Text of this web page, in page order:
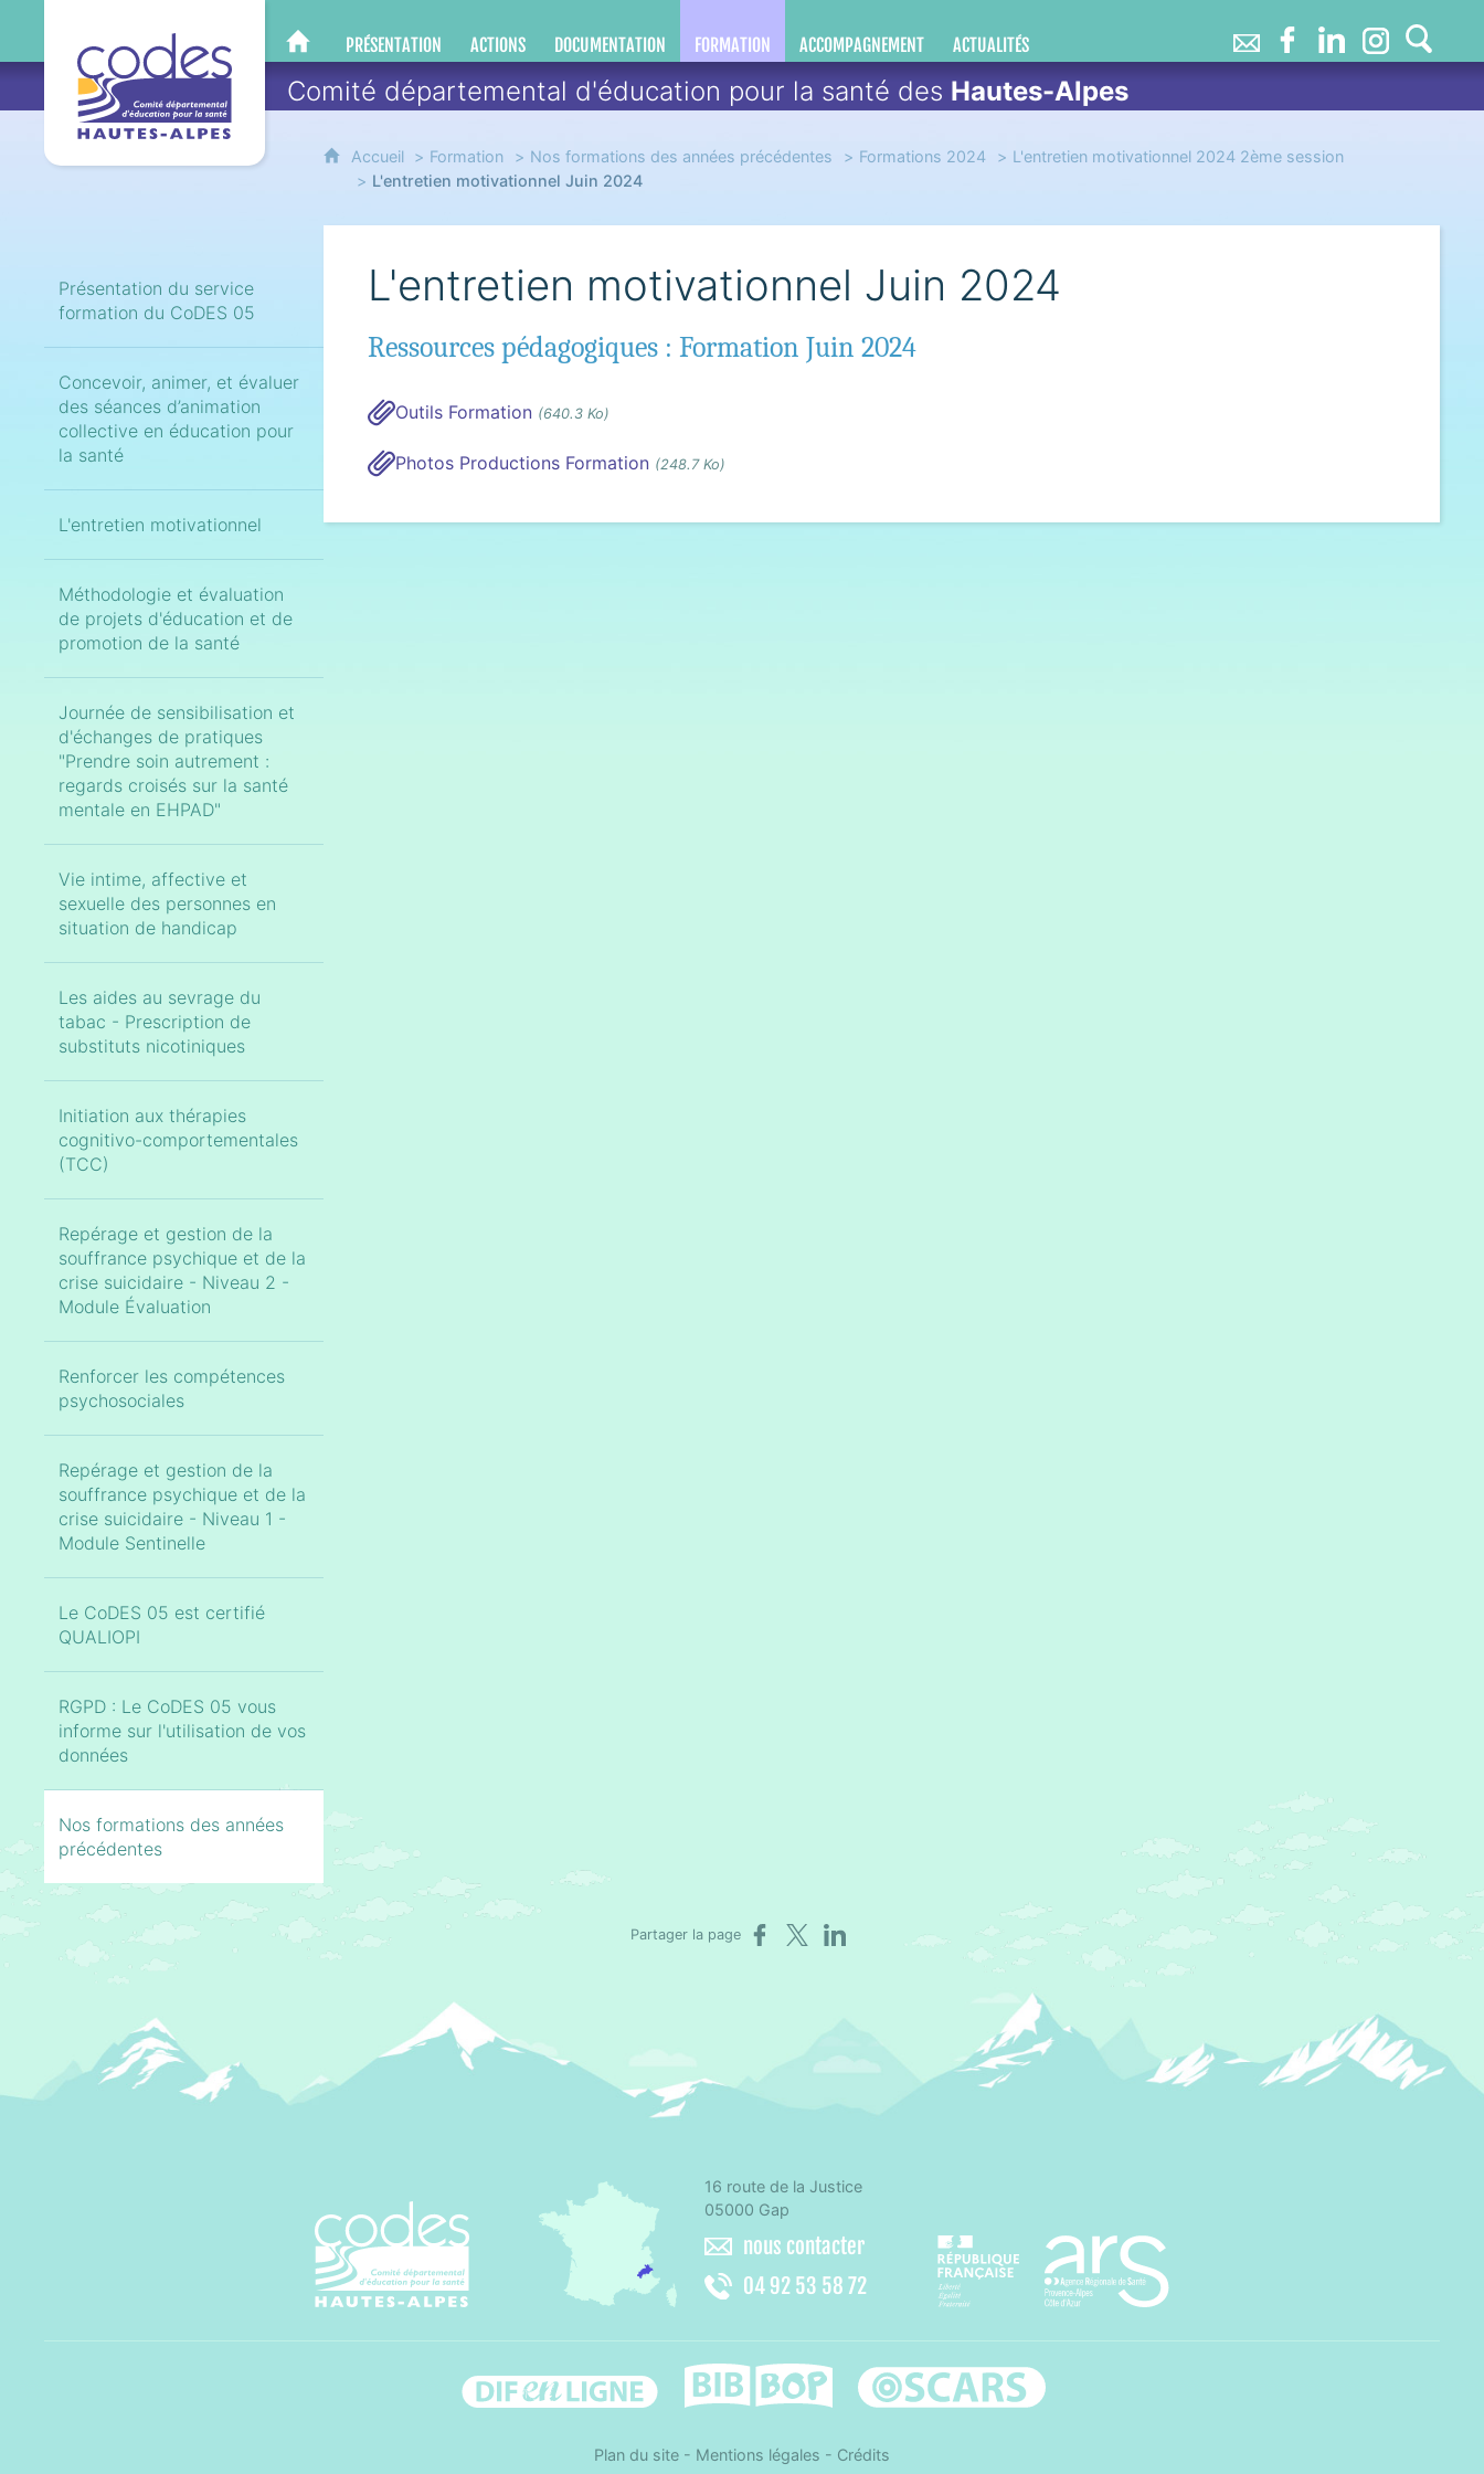
Comité départemental d'éducation pour la santé des Hautes-Alpes
CODES 05
PRÉSENTATION ACTIONS DOCUMENTATION FORMATION ACCOMPAGNEMENT ACTUALITÉS
Présentation du service
formation du CoDES 05
Concevoir, animer, et évaluer
des séances d’animation
collective en éducation pour
la santé
L'entretien motivationnel
Méthodologie et évaluation
de projets d'éducation et de
promotion de la santé
Journée de sensibilisation et
d'échanges de pratiques
"Prendre soin autrement :
regards croisés sur la santé
mentale en EHPAD"
Vie intime, affective et
sexuelle des personnes en
situation de handicap
Les aides au sevrage du
tabac - Prescription de
substituts nicotiniques
Initiation aux thérapies
cognitivo-comportementales
(TCC)
Repérage et gestion de la
souffrance psychique et de la
crise suicidaire - Niveau 2 -
Module Évaluation
Renforcer les compétences
psychosociales
Repérage et gestion de la
souffrance psychique et de la
crise suicidaire - Niveau 1 -
Module Sentinelle
Le CoDES 05 est certifié
QUALIOPI
RGPD : Le CoDES 05 vous
informe sur l'utilisation de vos
données
Nos formations des années
précédentes
Accueil Formation Nos formations des années précédentes Formations 2024
L'entretien motivationnel 2024 2ème session
L'entretien motivationnel Juin 2024
L'entretien motivationnel Juin 2024
Ressources pédagogiques : Formation Juin 2024
Outils Formation (640.3 Ko)
Photos Productions Formation (248.7 Ko)
Partager la page Partager sur Facebook
Partager sur X
Partager sur LinkedIn
CoDES 05 - Comité départemental d'éducation pour la santé des Hautes-Alpes
16 route de la Justice
05000 Gap
nous contacter
04 92 53 58 72
Agence régionale de santé Paca
Difenligne Bib-bop Oscars
Plan du site- Mentions légales - Crédits